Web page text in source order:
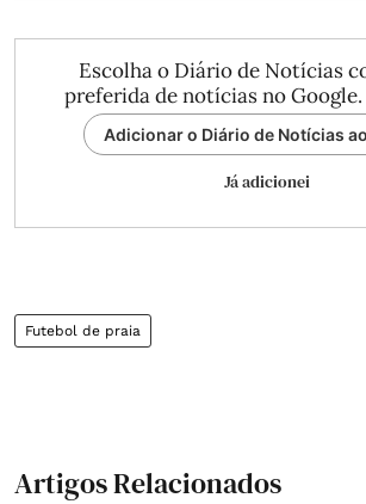
Escolha o Diário de Notícias
preferida de notícias no Google.
Adicionar o Diário de Notícias
Já adicionei
Futebol de praia
Artigos Relacionados